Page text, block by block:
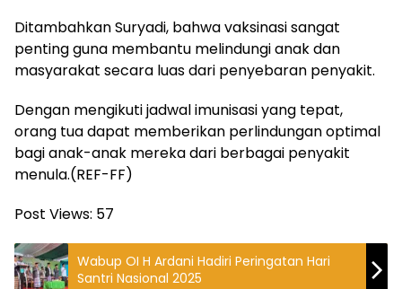
Ditambahkan Suryadi, bahwa vaksinasi sangat
penting guna membantu melindungi anak dan
masyarakat secara luas dari penyebaran penyakit.
Dengan mengikuti jadwal imunisasi yang tepat,
orang tua dapat memberikan perlindungan optimal
bagi anak-anak mereka dari berbagai penyakit
menula.(REF-FF)
Post Views: 57
Wabup OI H Ardani Hadiri Peringatan Hari
Santri Nasional 2025